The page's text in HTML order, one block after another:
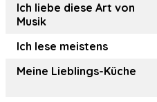
Ich liebe diese Art von
Musik
Ich lese meistens
Meine Lieblings-Küche